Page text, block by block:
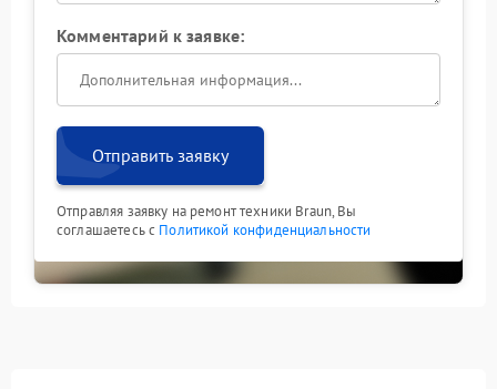
Комментарий к заявке:
Отправить заявку
Отправляя заявку на ремонт техники Braun, Вы
соглашаетесь с Политикой конфиденциальности